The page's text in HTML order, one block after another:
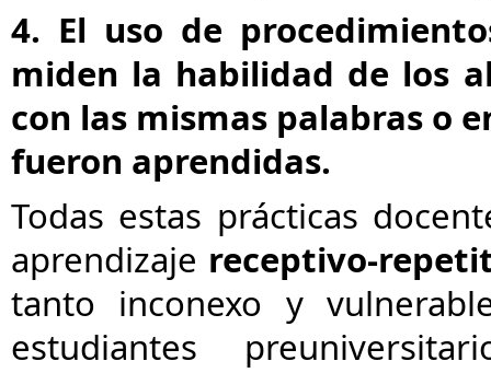
4. El uso de
miden la habilidad de los
con las mismas palabras o
fueron aprendidas.
Todas estas prácticas
aprendizaje receptivo-
tanto inconexo y
estudiantes